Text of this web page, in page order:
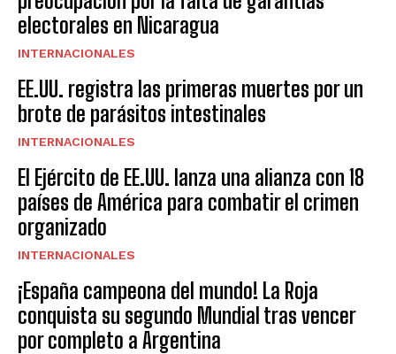
electorales en Nicaragua
INTERNACIONALES
EE.UU. registra las primeras muertes por un
brote de parásitos intestinales
INTERNACIONALES
El Ejército de EE.UU. lanza una alianza con 18
países de América para combatir el crimen
organizado
INTERNACIONALES
¡España campeona del mundo! La Roja
conquista su segundo Mundial tras vencer
por completo a Argentina